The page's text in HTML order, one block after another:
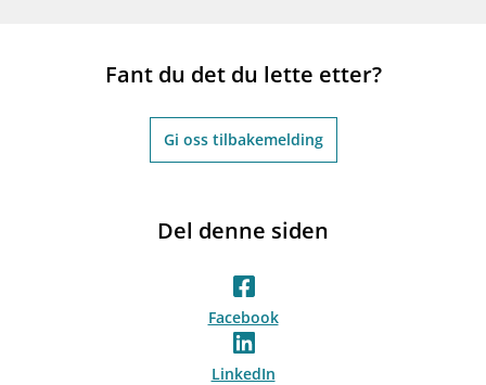
Fant du det du lette etter?
Gi oss tilbakemelding
Del denne siden
Facebook
LinkedIn